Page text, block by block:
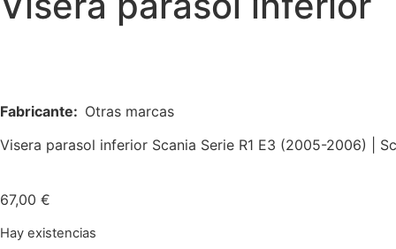
Fabricante: Otras marcas
Visera parasol inferior Scania Serie R1 E3 (2005-2006) |
67,00 €
Hay existencias